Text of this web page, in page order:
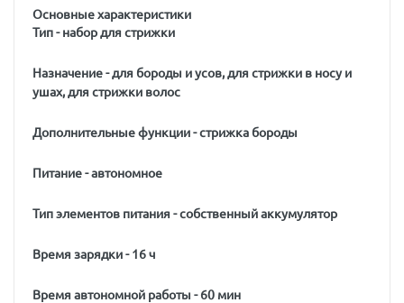
Основные характеристики
Тип - набор для стрижки
Назначение - для бороды и усов, для стрижки в носу и
ушах, для стрижки волос
Дополнительные функции - стрижка бороды
Питание - автономное
Тип элементов питания - собственный аккумулятор
Время зарядки - 16 ч
Время автономной работы - 60 мин